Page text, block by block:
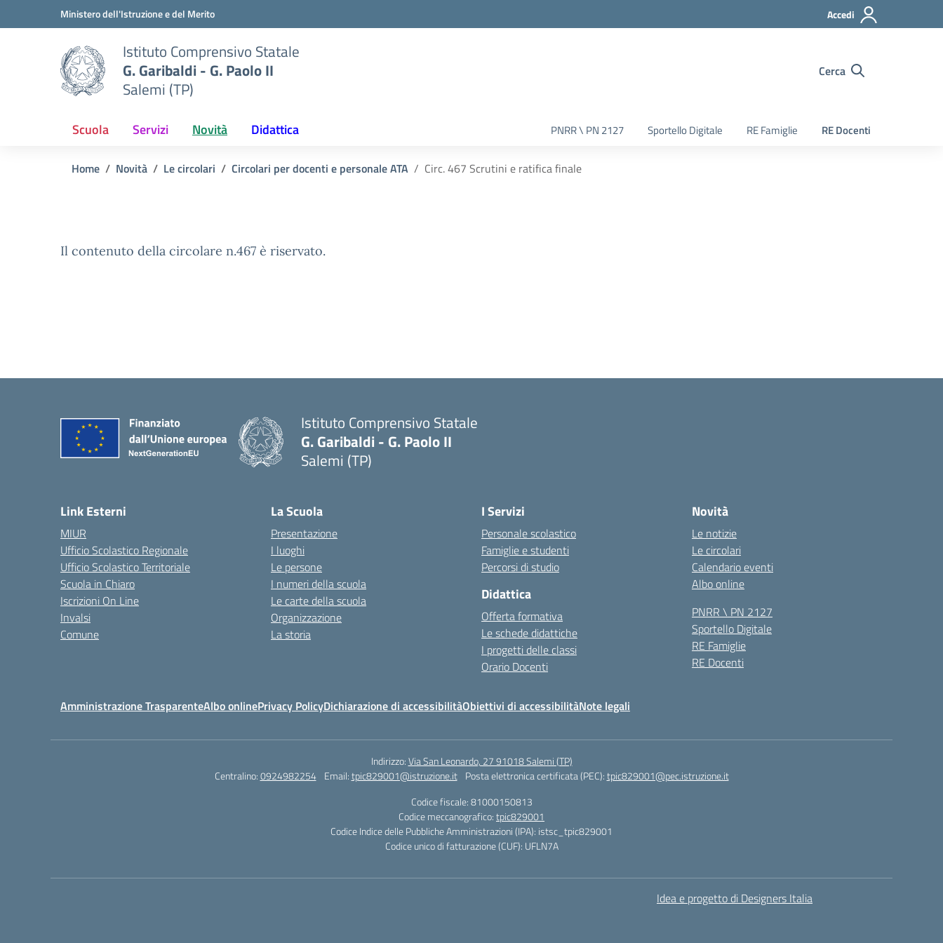
Vai ai contenuti
Vai al menu di navigazioneMinistero dell'Istruzione e del Merito Accedi
Istituto Comprensivo Statale
G. Garibaldi - G. Paolo II
Salemi (TP)
Cerca
Scuola Servizi Novità Didattica PNRR \ PN 2127 Sportello Digitale RE Famiglie RE Docenti
Home Novità Le circolari Circolari per docenti e personale ATA Circ. 467 Scrutini e ratifica finale
Il contenuto della circolare n.467 è riservato.
Istituto Comprensivo Statale
G. Garibaldi - G. Paolo II
Salemi (TP)
Link Esterni
MIUR
Ufficio Scolastico Regionale
Ufficio Scolastico Territoriale
Scuola in Chiaro
Iscrizioni On Line
Invalsi
Comune
La Scuola
Presentazione
I luoghi
Le persone
I numeri della scuola
Le carte della scuola
Organizzazione
La storia
I Servizi
Personale scolastico
Famiglie e studenti
Percorsi di studio
Didattica
Offerta formativa
Le schede didattiche
I progetti delle classi
Orario Docenti
Novità
Le notizie
Le circolari
Calendario eventi
Albo online
PNRR \ PN 2127
Sportello Digitale
RE Famiglie
RE Docenti
Amministrazione TrasparenteAlbo onlinePrivacy PolicyDichiarazione di accessibilitàObiettivi di accessibilitàNote legali
Indirizzo:Via San Leonardo, 27 91018 Salemi (TP)
Centralino:0924982254 Email:tpic829001@istruzione.it Posta elettronica certificata (PEC):tpic829001@pec.istruzione.it
Codice fiscale: 81000150813
Codice meccanografico:tpic829001
Codice Indice delle Pubbliche Amministrazioni (IPA): istsc_tpic829001
Codice unico di fatturazione (CUF): UFLN7A
Idea e progetto di Designers Italia